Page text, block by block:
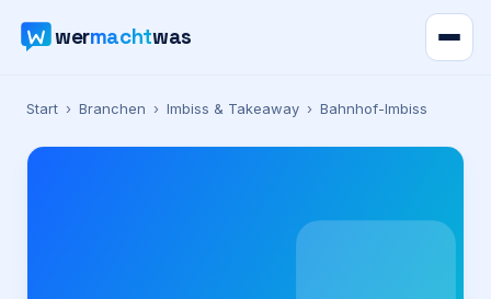
wermachtwas
Verzeichnis
Karte
Start › Branchen › Imbiss & Takeaway › Bahnhof-Imbiss